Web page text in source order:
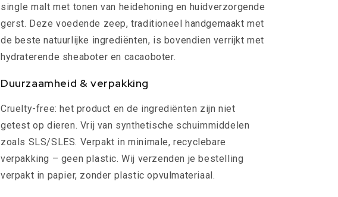
single malt met tonen van heidehoning en huidverzorgende
gerst. Deze voedende zeep, traditioneel handgemaakt met
de beste natuurlijke ingrediënten, is bovendien verrijkt met
hydraterende sheaboter en cacaoboter.
Duurzaamheid & verpakking
Cruelty-free: het product en de ingrediënten zijn niet
getest op dieren. Vrij van synthetische schuimmiddelen
zoals SLS/SLES. Verpakt in minimale, recyclebare
verpakking – geen plastic. Wij verzenden je bestelling
verpakt in papier, zonder plastic opvulmateriaal.